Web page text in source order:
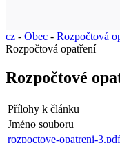
cz - Obec - Rozpočtová
Rozpočtová opatření
Rozpočtové
Přílohy k článku
Jméno souboru
rozpoctove-opatreni-3.pdf